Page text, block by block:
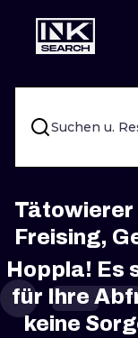
Suchen u.
Tätowierer
Freising,
Hoppla! Es
für Ihre
keine